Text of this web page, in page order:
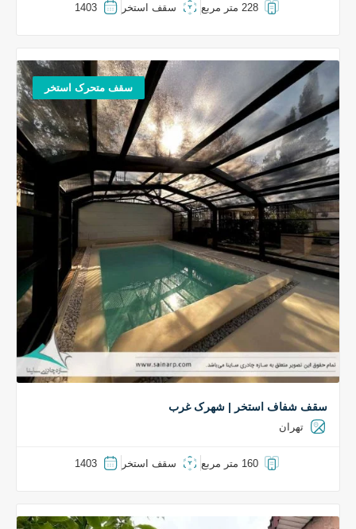
228 متر مربع سقف استخر 1403
سقف متحرک استخر
سقف شفاف استخر | شهرک غرب
تهران
160 متر مربع سقف استخر 1403